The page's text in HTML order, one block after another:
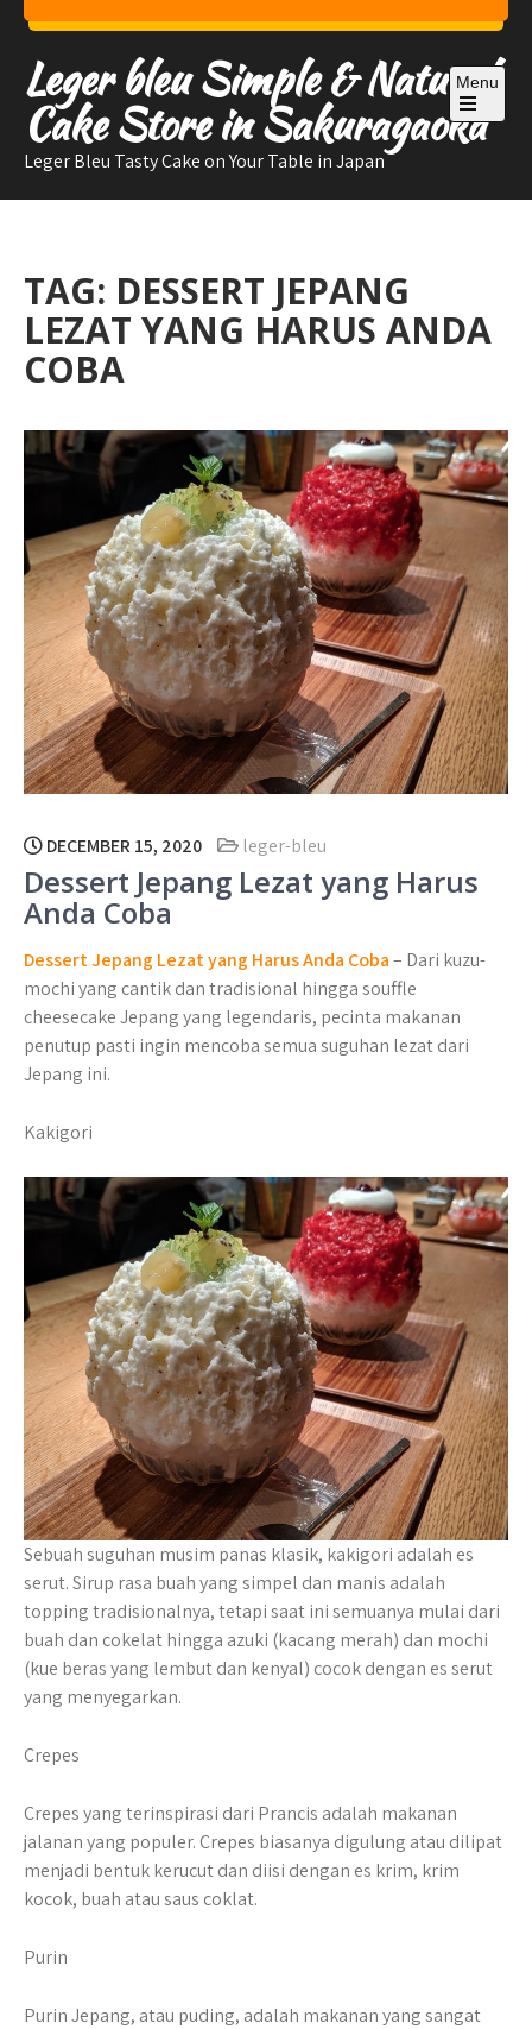
Skip
content
Leger bleu Simple & Natural
Cake Store in Sakuragaoka
Leger Bleu Tasty Cake on Your Table in Japan
Menu
Open
the
TAG: DESSERT JEPANG
LEZAT YANG HARUS ANDA
COBA
DECEMBER 15, 2020 leger-bleu
Dessert Jepang Lezat yang Harus
Anda Coba
Dessert Jepang Lezat yang Harus Anda Coba– Dari kuzu-
mochi yang cantik dan tradisional hingga souffle
cheesecake Jepang yang legendaris, pecinta makanan
penutup pasti ingin mencoba semua suguhan lezat dari
Jepang ini.
Kakigori
Sebuah suguhan musim panas klasik, kakigori adalah es
serut. Sirup rasa buah yang simpel dan manis adalah
topping tradisionalnya, tetapi saat ini semuanya mulai dari
buah dan cokelat hingga azuki (kacang merah) dan mochi
(kue beras yang lembut dan kenyal) cocok dengan es serut
yang menyegarkan.
Crepes
Crepes yang terinspirasi dari Prancis adalah makanan
jalanan yang populer. Crepes biasanya digulung atau dilipat
menjadi bentuk kerucut dan diisi dengan es krim, krim
kocok, buah atau saus coklat.
Purin
Purin Jepang, atau puding, adalah makanan yang sangat